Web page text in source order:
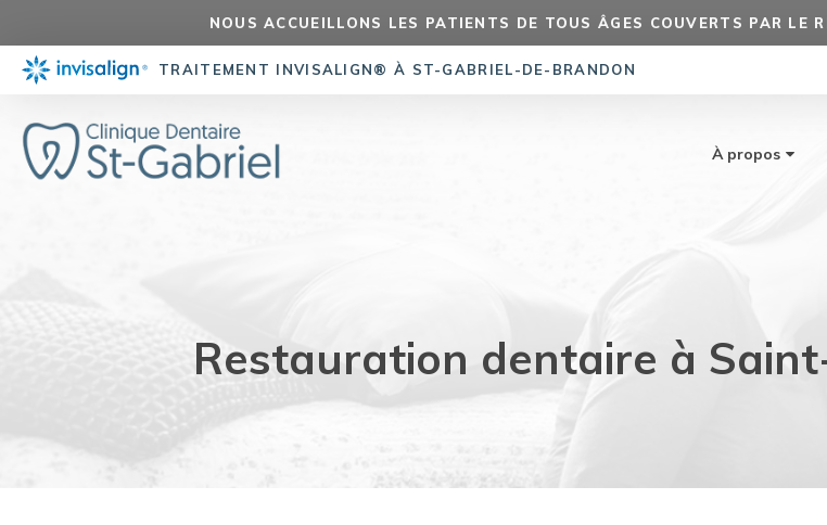
NOUS ACCUEILLONS LES PATIENTS DE TOUS ÂGES COUVERTS PAR LE
TRAITEMENT INVISALIGN® À ST-GABRIEL-DE-BRANDON
À propos
Restauration dentaire à